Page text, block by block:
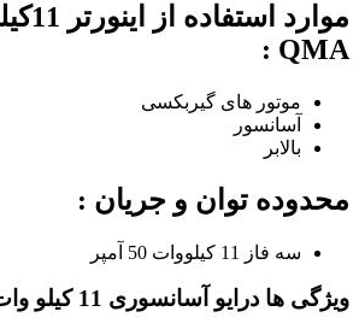
QMA :
موتور های گیربکسی
آسانسور
بالابر
محدوده توان و جریان :
سه فاز 11 کیلووات 50 آمپر
ویژگی ها درایو آسانسوری 11 کیلو وات 50آمپر